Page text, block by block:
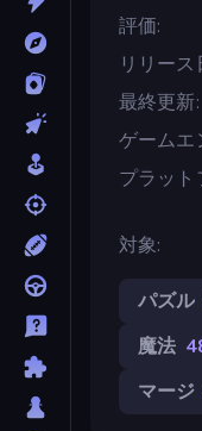
評価
リリース
最終更新
ゲームエ
プラット
対象
パズル
魔法
マージ